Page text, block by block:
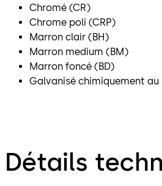
Chromé (CR)
Chrome poli (CRP)
Marron clair (BH)
Marron medium (BM)
Marron foncé (BD)
Galvanisé chimiquement au
Détails